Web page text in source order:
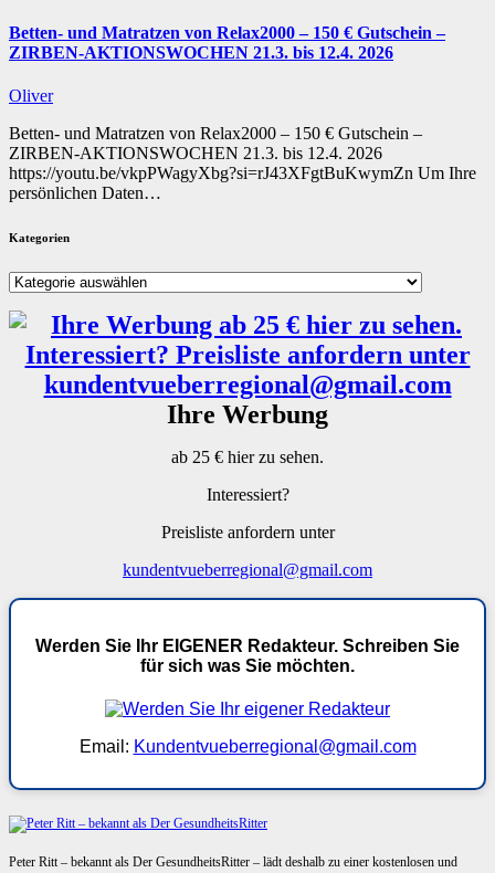
Betten- und Matratzen von Relax2000 – 150 € Gutschein –
ZIRBEN-AKTIONSWOCHEN 21.3. bis 12.4. 2026
Oliver
Betten- und Matratzen von Relax2000 – 150 € Gutschein –
ZIRBEN-AKTIONSWOCHEN 21.3. bis 12.4. 2026
https://youtu.be/vkpPWagyXbg?si=rJ43XFgtBuKwymZn Um Ihre
persönlichen Daten…
Kategorien
Kategorien
Ihre Werbung
ab 25 € hier zu sehen.
Interessiert?
Preisliste anfordern unter
kundentvueberregional@gmail.com
Werden Sie Ihr EIGENER Redakteur. Schreiben Sie
für sich was Sie möchten.
Email: Kundentvueberregional@gmail.com
Peter Ritt – bekannt als Der GesundheitsRitter – lädt deshalb zu einer kostenlosen und